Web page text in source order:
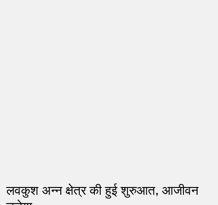
लवकुश अन्न क्षेत्र की हुई शुरुआत, आजीवन